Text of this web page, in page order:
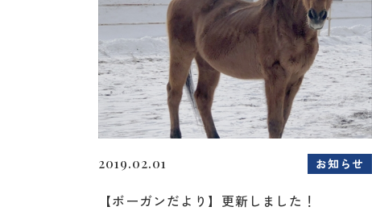
2019.02.01 お知らせ
【ボーガンだより】更新しました！